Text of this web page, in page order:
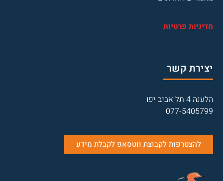
מדיניות פרטיות
יצירת קשר
הלענה 4 תל אביב יפו
077-5405799
להצטרפות לקבוצת ווטסאפ לקבלת מידע